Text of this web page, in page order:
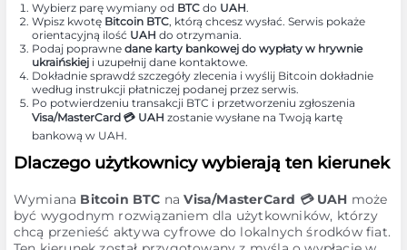
Wybierz parę wymiany od BTCdo UAH.
Wpisz kwotę Bitcoin BTC, którą chcesz wysłać. Serwis pokaże
orientacyjną ilość UAH do otrzymania.
Podaj poprawne dane karty bankowej do wypłaty w hrywnie
ukraińskieji uzupełnij dane kontaktowe.
Dokładnie sprawdź szczegóły zlecenia i wyślij Bitcoin dokładnie
według instrukcji płatniczej podanej przez serwis.
Po potwierdzeniu transakcji BTC i przetworzeniu zgłoszenia
Visa/MasterCard 💳 UAH zostanie wysłane na Twoją kartę
bankową w UAH.
Dlaczego użytkownicy wybierają ten kierunek
Wymiana Bitcoin BTC naVisa/MasterCard 💳 UAH może
być wygodnym rozwiązaniem dla użytkowników, którzy
chcą przenieść aktywa cyfrowe do lokalnych środków fiat.